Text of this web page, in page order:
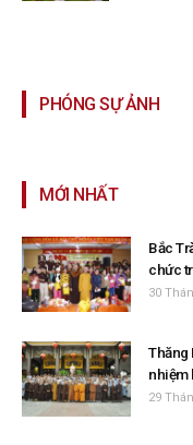
PHÓNG SỰ ẢNH
MỚI NHẤT
Bắc
chức
30
Thăng
nhiệm
29